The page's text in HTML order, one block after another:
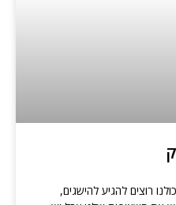
רוצים להגיע להישגים,